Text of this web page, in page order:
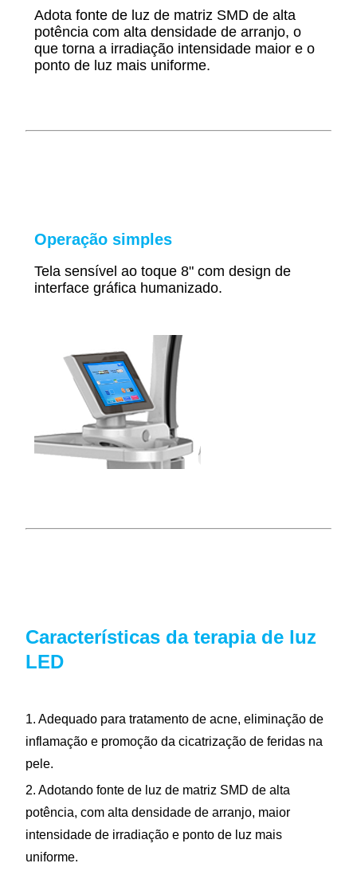
Adota fonte de luz de matriz SMD de alta
potência com alta densidade de arranjo, o
que torna a irradiação intensidade maior e o
ponto de luz mais uniforme.
Operação simples
Tela sensível ao toque 8" com design de
interface gráfica humanizado.
Características da terapia de luz
LED
1. Adequado para tratamento de acne, eliminação de
inflamação e promoção da cicatrização de feridas na
pele.
2. Adotando fonte de luz de matriz SMD de alta
potência, com alta densidade de arranjo, maior
intensidade de irradiação e ponto de luz mais
uniforme.